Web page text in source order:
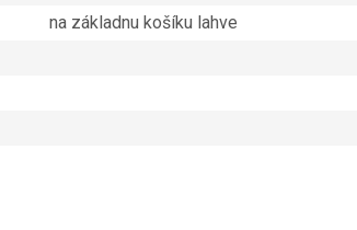
na základnu košíku lahve